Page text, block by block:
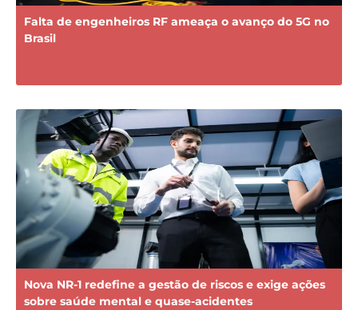
Falta de engenheiros RF ameaça o avanço do 5G no
Brasil
Nova NR-1 redefine a gestão de riscos e exige ações
sobre saúde mental e quase-acidentes